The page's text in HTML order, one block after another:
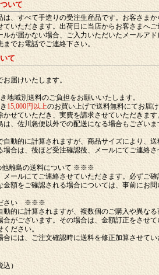
いて
は、すべて手造りの受注生産品です。お客さま
ていただきます。出荷日に当店からお客さまへ
が届かない場合、ご入力いただいたメールア
までお電話でご連絡下さい。
て
お届けいたします。
地域別送料のご負担をお願いいたします。
15,000円以上のお買い上げで送料無料にてお届け
かせていただき、実費を請求させていただきます
佐川急便以外での配送になる場合もございま
自動的に計算されますが、商品サイズにより、送
場合は、後ほど受注確認後、メールにてご連絡
離島の送料について ※※※
メールにてご連絡させていただきます。必ずご確
金額をご確認される場合については、事前にお問
さい ※※※
動的に計算されますが、複数個のご購入や異な
合がございます。その場合は、金額訂正をさせ
ださい。
合には、ご注文確認時に送料を修正加算させて
）